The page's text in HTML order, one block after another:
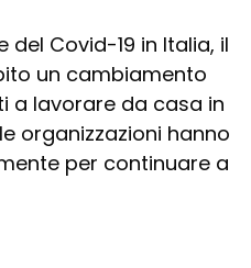
del Covid-19 in Italia, il
un cambiamento
a lavorare da casa in
organizzazioni hanno
per continuare a